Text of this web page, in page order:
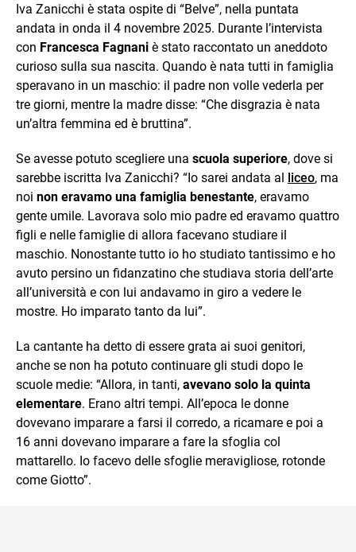
Iva Zanicchi è stata ospite di “Belve”, nella puntata
andata in onda il 4 novembre 2025. Durante l’intervista
con Francesca Fagnani è stato raccontato un aneddoto
curioso sulla sua nascita. Quando è nata tutti in famiglia
speravano in un maschio: il padre non volle vederla per
tre giorni, mentre la madre disse: “Che disgrazia è nata
un’altra femmina ed è bruttina”.
Se avesse potuto scegliere una scuola superiore, dove si
sarebbe iscritta Iva Zanicchi? “Io sarei andata al liceo, ma
noi non eravamo una famiglia benestante, eravamo
gente umile. Lavorava solo mio padre ed eravamo quattro
figli e nelle famiglie di allora facevano studiare il
maschio. Nonostante tutto io ho studiato tantissimo e ho
avuto persino un fidanzatino che studiava storia dell’arte
all’università e con lui andavamo in giro a vedere le
mostre. Ho imparato tanto da lui”.
La cantante ha detto di essere grata ai suoi genitori,
anche se non ha potuto continuare gli studi dopo le
scuole medie: “Allora, in tanti, avevano solo la quinta
elementare. Erano altri tempi. All’epoca le donne
dovevano imparare a farsi il corredo, a ricamare e poi a
16 anni dovevano imparare a fare la sfoglia col
mattarello. Io facevo delle sfoglie meravigliose, rotonde
come Giotto”.